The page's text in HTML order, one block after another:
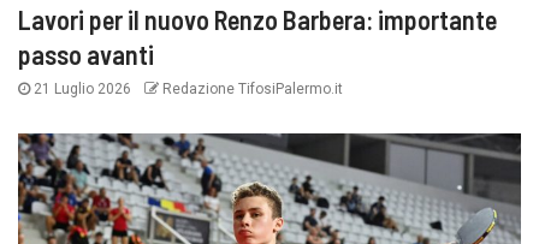
Lavori per il nuovo Renzo Barbera: importante
passo avanti
21 Luglio 2026 Redazione TifosiPalermo.it